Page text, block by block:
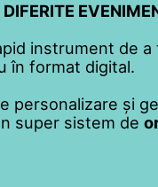
instrument de a
în format digital.
personalizare și
super sistem de